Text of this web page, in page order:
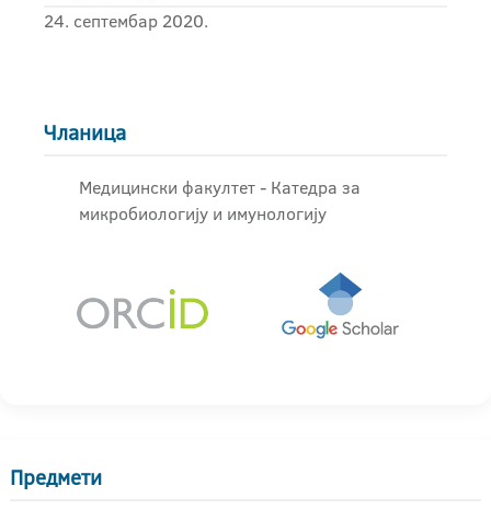
24. септембар 2020.
Чланица
Медицински факултет - Катедра за
микробиологију и имунологију
Предмети